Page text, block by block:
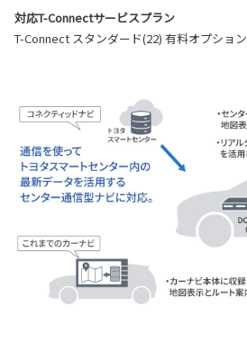
対応T-Connectサービスプラン
T-Connect スタンダード(22) 有料オプション